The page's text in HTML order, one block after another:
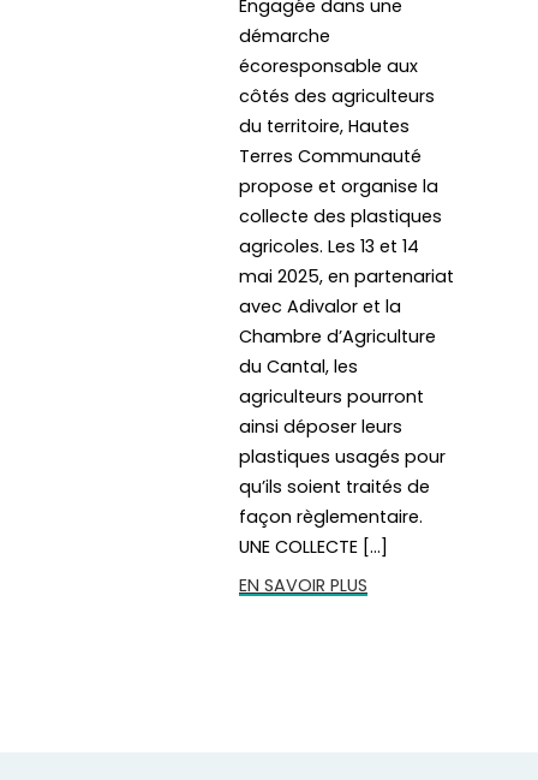
Engagée dans une
démarche
écoresponsable aux
côtés des agriculteurs
du territoire, Hautes
Terres Communauté
propose et organise la
collecte des plastiques
agricoles. Les 13 et 14
mai 2025, en partenariat
avec Adivalor et la
Chambre d’Agriculture
du Cantal, les
agriculteurs pourront
ainsi déposer leurs
plastiques usagés pour
qu’ils soient traités de
façon règlementaire.
UNE COLLECTE […]
EN SAVOIR PLUS